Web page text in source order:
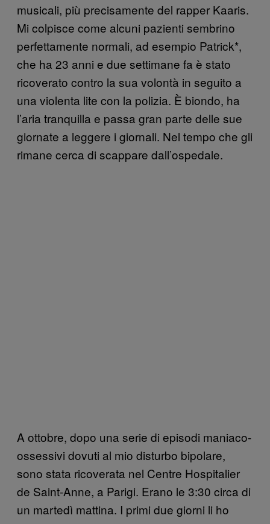
musicali, più precisamente del rapper Kaaris.
Mi colpisce come alcuni pazienti sembrino
perfettamente normali, ad esempio Patrick*,
che ha 23 anni e due settimane fa è stato
ricoverato contro la sua volontà in seguito a
una violenta lite con la polizia. È biondo, ha
l’aria tranquilla e passa gran parte delle sue
giornate a leggere i giornali. Nel tempo che gli
rimane cerca di scappare dall’ospedale.
A ottobre, dopo una serie di episodi maniaco-
ossessivi dovuti al mio disturbo bipolare,
sono stata ricoverata nel Centre Hospitalier
de Saint-Anne, a Parigi. Erano le 3:30 circa di
un martedì mattina. I primi due giorni li ho